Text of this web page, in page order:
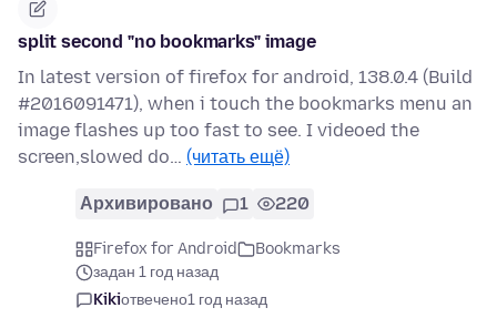
split second "no bookmarks" image
In latest version of firefox for android, 138.0.4 (Build
#2016091471), when i touch the bookmarks menu an
image flashes up too fast to see. I videoed the
screen,slowed do… (читать ещё)
Архивировано 1 220
Firefox for Android
Bookmarks
задан 1 год назад
Kikiотвечено1 год назад